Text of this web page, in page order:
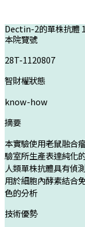
Dectin-2的單株抗體
本院覽號
28T-1120807
智財權狀態
know-how
摘要
本實驗使用老鼠融合
驗室所生產表達純化
人類單株抗體具有偵
用於細胞內酵素結合
色的分析
技術優勢